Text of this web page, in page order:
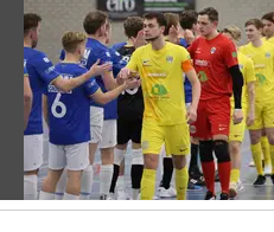
Vorige